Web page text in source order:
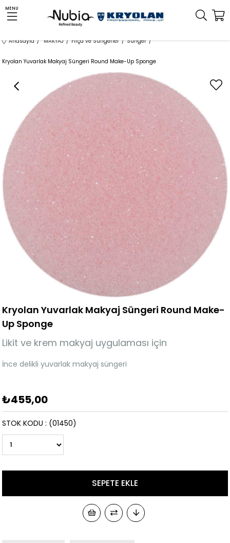
MENU
Anasayfa MAKYAJ Fırça ve Süngerler Sünger
Kryolan Yuvarlak Makyaj Süngeri Round Make-Up Sponge
Kryolan Yuvarlak Makyaj Süngeri Round Make-
Up Sponge
Likit ve krem makyaj uygulaması için
İnce delikli yuvarlak makyaj süngeri
₺455,00
(01450)
STOK KODU